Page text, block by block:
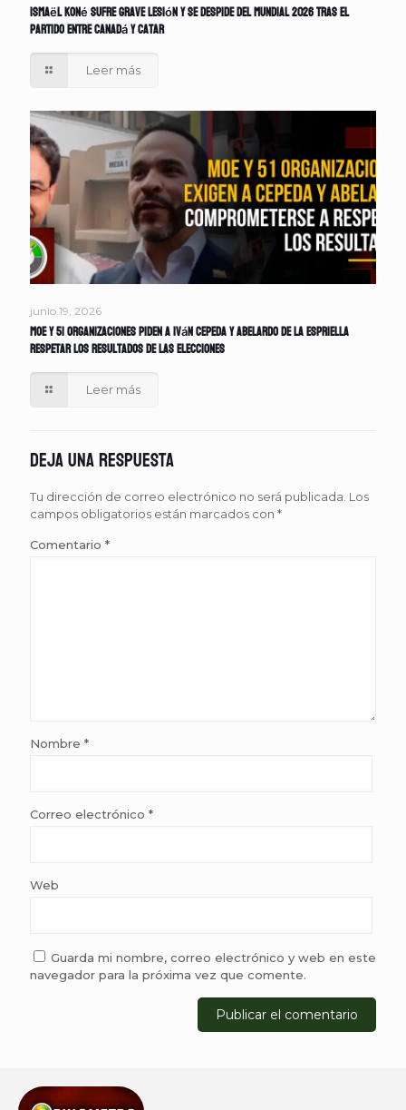
Ismaël Koné sufre grave lesión y se despide del Mundial 2026 tras el
partido entre Canadá y Catar
Leer más
junio 19, 2026
MOE y 51 organizaciones piden a Iván Cepeda y Abelardo de la Espriella
respetar los resultados de las elecciones
Leer más
Deja una respuesta
Tu dirección de correo electrónico no será publicada. Los
campos obligatorios están marcados con *
Comentario *
Nombre *
Correo electrónico *
Web
Guarda mi nombre, correo electrónico y web en este
navegador para la próxima vez que comente.